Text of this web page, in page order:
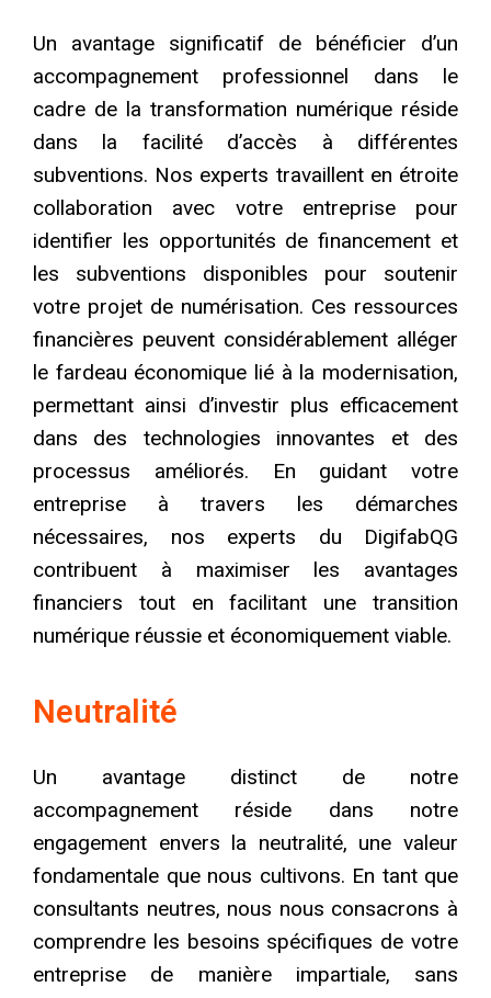
Un avantage significatif de bénéficier d’un
accompagnement professionnel dans le
cadre de la transformation numérique réside
dans la facilité d’accès à différentes
subventions. Nos experts travaillent en étroite
collaboration avec votre entreprise pour
identifier les opportunités de financement et
les subventions disponibles pour soutenir
votre projet de numérisation. Ces ressources
financières peuvent considérablement alléger
le fardeau économique lié à la modernisation,
permettant ainsi d’investir plus efficacement
dans des technologies innovantes et des
processus améliorés. En guidant votre
entreprise à travers les démarches
nécessaires, nos experts du DigifabQG
contribuent à maximiser les avantages
financiers tout en facilitant une transition
numérique réussie et économiquement viable.
Neutralité
Un avantage distinct de notre
accompagnement réside dans notre
engagement envers la neutralité, une valeur
fondamentale que nous cultivons. En tant que
consultants neutres, nous nous consacrons à
comprendre les besoins spécifiques de votre
entreprise de manière impartiale, sans